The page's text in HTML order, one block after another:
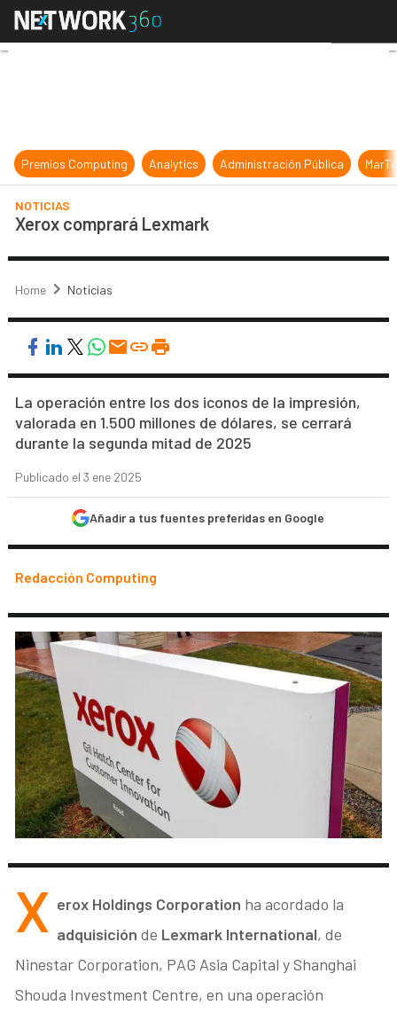
Xerox comprará Lexmark
Premios Computing Analytics Administración Pública
NOTICIAS
Xerox comprará Lexmark
Home Noticias
La operación entre los dos iconos de la impresión,
valorada en 1.500 millones de dólares, se cerrará
durante la segunda mitad de 2025
Publicado el 3 ene 2025
Añadir a tus fuentes preferidas en Google
Redacción Computing
X erox Holdings Corporation ha acordado la
adquisiciónde Lexmark International, de
Ninestar Corporation, PAG Asia Capital y Shanghai
Shouda Investment Centre, en una operación